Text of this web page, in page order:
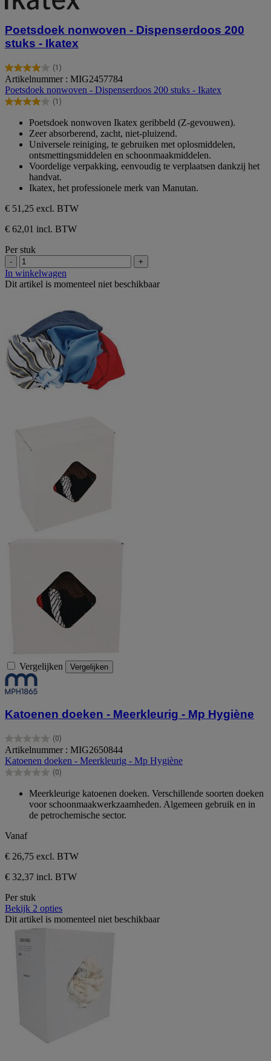
Poetsdoek nonwoven - Dispenserdoos 200
stuks - Ikatex
(1)
4.0
van
de
5
beoordeling
Artikelnummer : MIG2457784
Poetsdoek nonwoven - Dispenserdoos 200 stuks - Ikatex
(1)
4.0
sterren.
beoordeling
Poetsdoek nonwoven Ikatex geribbeld (Z-gevouwen).
Zeer absorberend, zacht, niet-pluizend.
Universele reiniging, te gebruiken met oplosmiddelen,
ontsmettingsmiddelen en schoonmaakmiddelen.
Voordelige verpakking, eenvoudig te verplaatsen dankzij het
handvat.
Ikatex, het professionele merk van Manutan.
€ 51,25 excl. BTW
€ 62,01 incl. BTW
Per stuk
- +
In winkelwagen
Dit artikel is momenteel niet beschikbaar
Vergelijken Vergelijken
Katoenen doeken - Meerkleurig - Mp Hygiène
(0)
0.0
van
de
5
Artikelnummer : MIG2650844
Katoenen doeken - Meerkleurig - Mp Hygiène
(0)
0.0
sterren.
Meerkleurige katoenen doeken. Verschillende soorten doeken
voor schoonmaakwerkzaamheden. Algemeen gebruik en in
de petrochemische sector.
Vanaf
€ 26,75 excl. BTW
€ 32,37 incl. BTW
Per stuk
Bekijk 2 opties
Dit artikel is momenteel niet beschikbaar